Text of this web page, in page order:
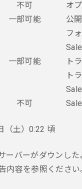
不可
オ
一部可能
公
フ
一部可能
ト
ト
不可
（土）0:22 頃
バーがダウンした
容を参照ください